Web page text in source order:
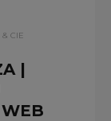
& CIE
|